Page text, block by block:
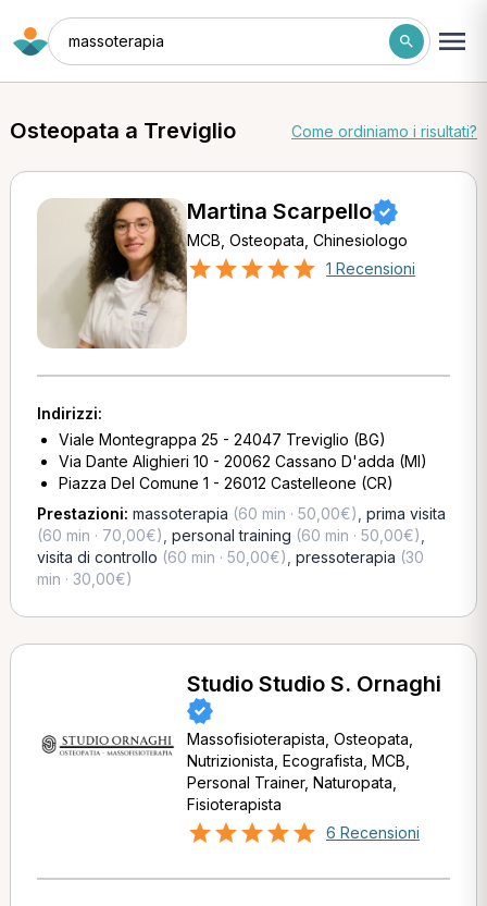
massoterapia
Osteopata a Treviglio Come ordiniamo i risultati?
Martina Scarpello
MCB, Osteopata, Chinesiologo
1 Recensioni
Indirizzi:
Viale Montegrappa 25 - 24047 Treviglio (BG)
Via Dante Alighieri 10 - 20062 Cassano D'adda (MI)
Piazza Del Comune 1 - 26012 Castelleone (CR)
Prestazioni: massoterapia (60 min · 50,00€) prima visita
(60 min · 70,00€) personal training (60 min · 50,00€)
visita di controllo (60 min · 50,00€) pressoterapia (30
min · 30,00€)
Studio Studio S. Ornaghi
Massofisioterapista, Osteopata,
Nutrizionista, Ecografista, MCB,
Personal Trainer, Naturopata,
Fisioterapista
6 Recensioni